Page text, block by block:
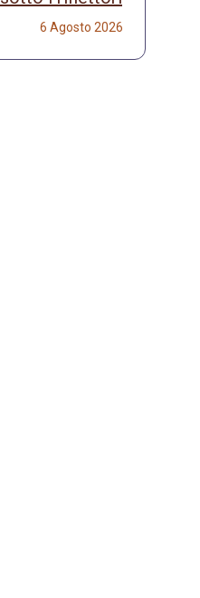
6 Agosto 2026